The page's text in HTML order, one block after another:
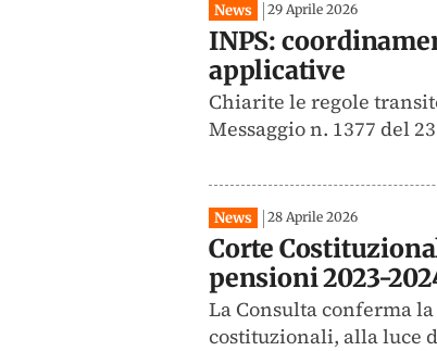
News 29 Aprile 2026
INPS:
applicative
Chiarite le regole
Messaggio n. 1377 del
News 28 Aprile 2026
Corte
pensioni 2023-
La Consulta conferma
costituzionali, alla luce